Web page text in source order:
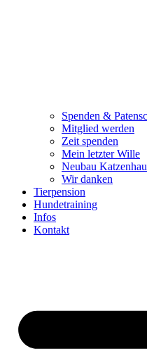
Spenden &
Mitglied werden
Zeit spenden
Mein letzter Wille
Neubau
Wir danken
Tierpension
Hundetraining
Infos
Kontakt